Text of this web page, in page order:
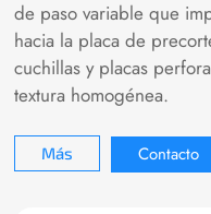
de paso variable que
hacia la placa de
cuchillas y placas
textura homogénea.
Más Contacto